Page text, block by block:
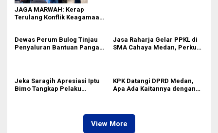
JAGA MARWAH: Kerap
Terulang Konflik Keagamaan,
Dewas Perum Bulog Tinjau
Penyaluran Bantuan Pangan
Jasa Raharja Gelar PPKL di
SMA Cahaya Medan, Perkuat
Jeka Saragih Apresiasi Iptu
Bimo Tangkap Pelaku
KPK Datangi DPRD Medan,
Apa Ada Kaitannya dengan
View More